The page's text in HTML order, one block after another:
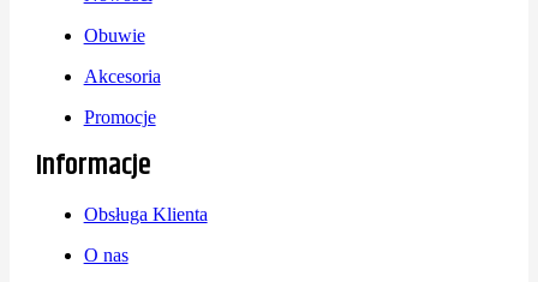
Obuwie
Akcesoria
Promocje
Informacje
Obsługa Klienta
O nas